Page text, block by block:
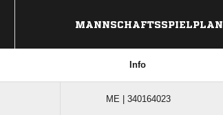
MANNSCHAFTSSPIELPLAN
Info
ME | 340164023